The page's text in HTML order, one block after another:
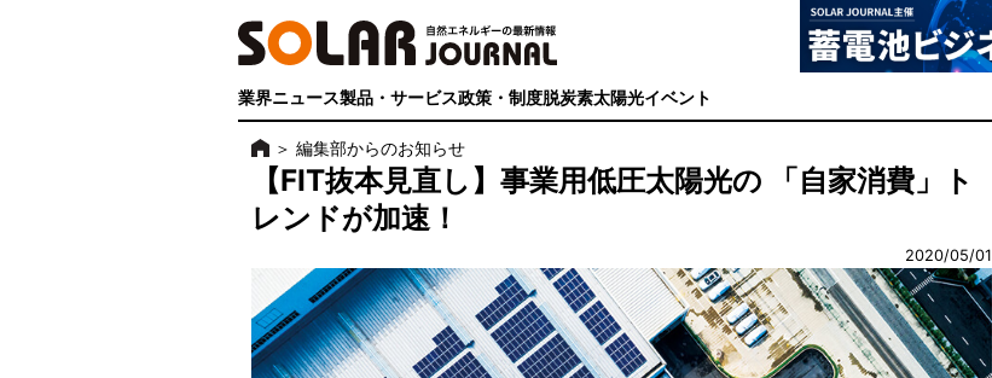
業界ニュース製品・サービス政策・制度脱炭素太陽光イベント
＞編集部からのお知らせ
【FIT抜本見直し】事業用低圧太陽光の 「自家消費」ト
レンドが加速！
2020/05/01